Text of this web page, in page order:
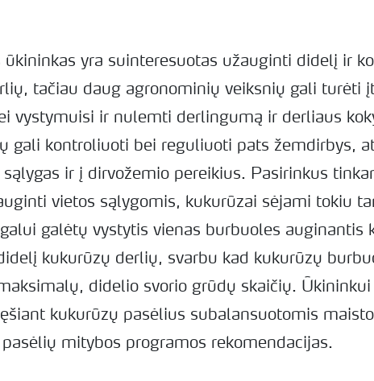
ūkininkas yra suinteresuotas užauginti didelį ir
tačiau daug agronominių veiksnių gali turėti
vystymuisi ir nulemti derlingumą ir derliaus
gali kontroliuoti bei reguliuoti pats žemdirbys,
ir į dirvožemio pereikius. Pasirinkus
vietos sąlygomis, kukurūzai sėjami tokiu
galėtų vystytis vienas burbuoles auginantis
kukurūzų derlių, svarbu kad kukurūzų
didelio svorio grūdų skaičių.
kukurūzų pasėlius subalansuotomis
mitybos programos rekomendacijas.